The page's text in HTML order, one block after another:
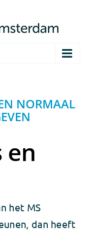
NORMAAL
en
het MS
dan heeft